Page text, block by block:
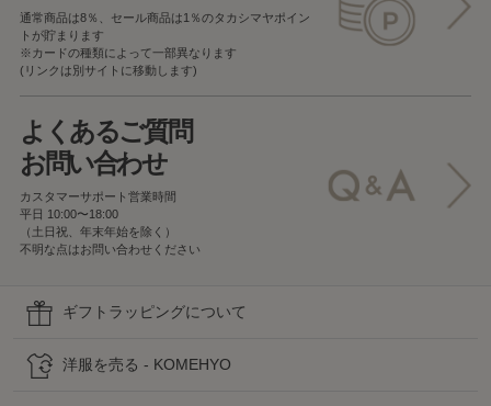
通常商品は8％、セール商品は1％のタカシマヤポイン
トが貯まります
※カードの種類によって一部異なります
(リンクは別サイトに移動します)
よくあるご質問
お問い合わせ
カスタマーサポート営業時間
平日 10:00〜18:00
（土日祝、年末年始を除く）
不明な点はお問い合わせください
ギフトラッピングについて
洋服を売る - KOMEHYO